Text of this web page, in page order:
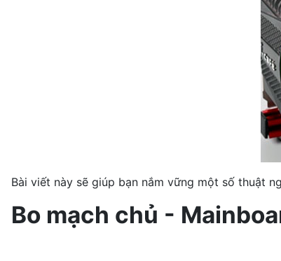
Bài viết này sẽ giúp bạn nắm vững một số thuật
Bo mạch chủ -